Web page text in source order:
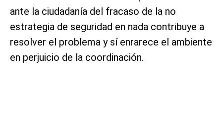
ante la ciudadanía del fracaso de la no
estrategia de seguridad en nada contribuye a
resolver el problema y sí enrarece el ambiente
en perjuicio de la coordinación.